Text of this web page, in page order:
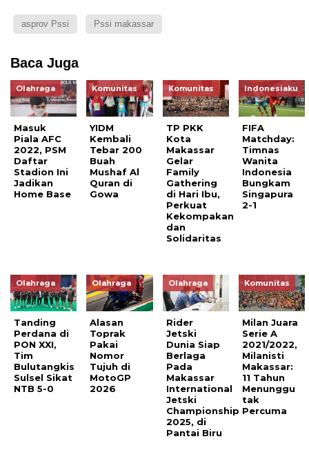
asprov Pssi Pssi makassar
Baca Juga
Olahraga
Masuk
Piala AFC
2022, PSM
Daftar
Stadion Ini
Jadikan
Home Base
Komunitas
YIDM
Kembali
Tebar 200
Buah
Mushaf Al
Quran di
Gowa
Komunitas
TP PKK
Kota
Makassar
Gelar
Family
Gathering
di Hari Ibu,
Perkuat
Kekompakan
dan
Solidaritas
Indonesiaku
FIFA
Matchday:
Timnas
Wanita
Indonesia
Bungkam
Singapura
2-1
Olahraga
Tanding
Perdana di
PON XXI,
Tim
Bulutangkis
Sulsel Sikat
NTB 5-0
Olahraga
Alasan
Toprak
Pakai
Nomor
Tujuh di
MotoGP
2026
Olahraga
Rider
Jetski
Dunia Siap
Berlaga
Pada
Makassar
International
Jetski
Championship
2025, di
Pantai Biru
Komunitas
Milan Juara
Serie A
2021/2022,
Milanisti
Makassar:
11 Tahun
Menunggu
tak
Percuma